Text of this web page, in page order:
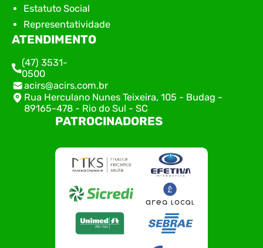
Estatuto Social
Representatividade
ATENDIMENTO
(47) 3531-
0500
acirs@acirs.com.br
Rua Herculano Nunes Teixeira, 105 - Budag -
89165-478 - Rio do Sul - SC
PATROCINADORES